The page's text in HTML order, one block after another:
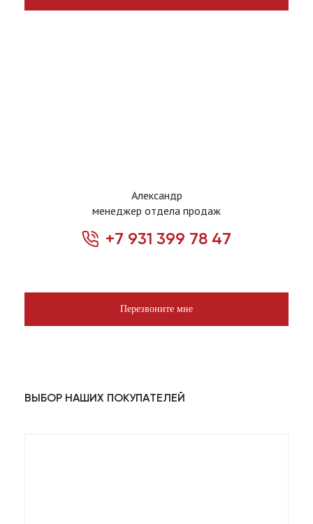
Александр
менеджер отдела продаж
+7 931 399 78 47
Перезвоните мне
ВЫБОР НАШИХ ПОКУПАТЕЛЕЙ